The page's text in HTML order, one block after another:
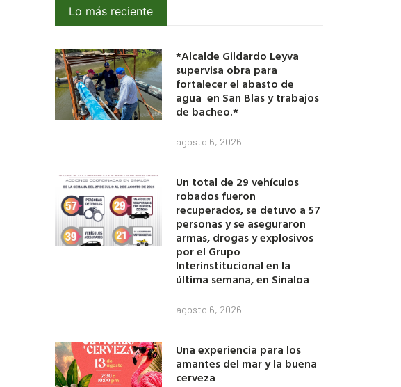
Lo más reciente
*Alcalde Gildardo Leyva
supervisa obra para
fortalecer el abasto de
agua en San Blas y trabajos
de bacheo.*
agosto 6, 2026
Un total de 29 vehículos
robados fueron
recuperados, se detuvo a 57
personas y se aseguraron
armas, drogas y explosivos
por el Grupo
Interinstitucional en la
última semana, en Sinaloa
agosto 6, 2026
Una experiencia para los
amantes del mar y la buena
cerveza